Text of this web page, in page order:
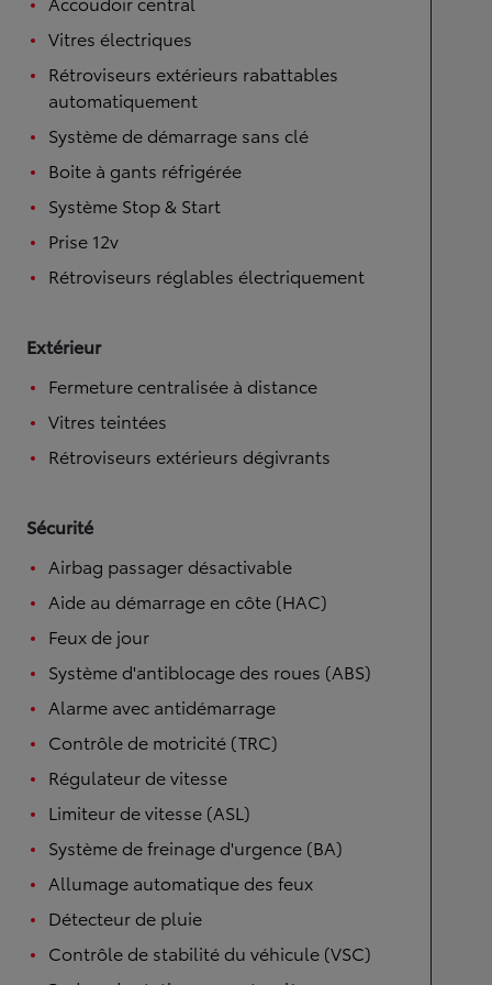
Vitres électriques
Rétroviseurs extérieurs rabattables
automatiquement
Système de démarrage sans clé
Boite à gants réfrigérée
Système Stop & Start
Prise 12v
Rétroviseurs réglables électriquement
Extérieur
Fermeture centralisée à distance
Vitres teintées
Rétroviseurs extérieurs dégivrants
Sécurité
Airbag passager désactivable
Aide au démarrage en côte (HAC)
Feux de jour
Système d'antiblocage des roues (ABS)
Alarme avec antidémarrage
Contrôle de motricité (TRC)
Régulateur de vitesse
Limiteur de vitesse (ASL)
Système de freinage d'urgence (BA)
Allumage automatique des feux
Détecteur de pluie
Contrôle de stabilité du véhicule (VSC)